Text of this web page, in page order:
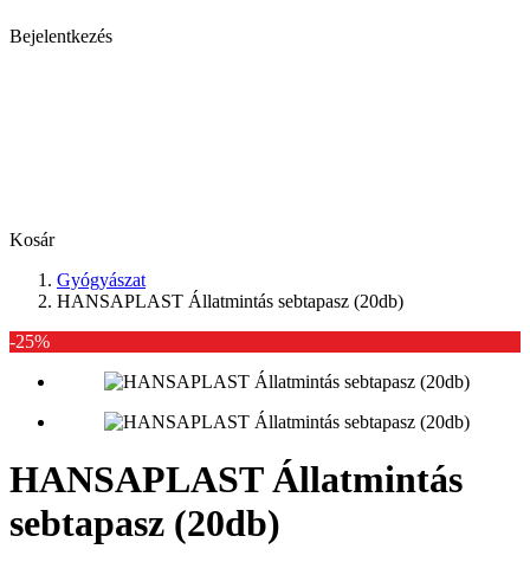
Bejelentkezés
Kosár
Gyógyászat
HANSAPLAST Állatmintás sebtapasz (20db)
-25%
HANSAPLAST Állatmintás
sebtapasz (20db)